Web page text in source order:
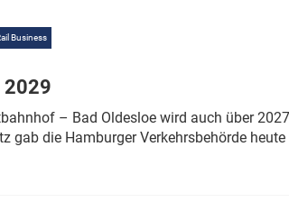
Business
2029
– Bad Oldesloe wird auch über
gab die Hamburger Verkehrsbehörde